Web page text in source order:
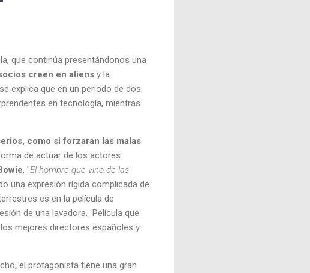
que continúa presentándonos una
creen en aliens y la
explica que en un periodo de dos
en tecnología, mientras
como si forzaran las malas
de actuar de los actores
, "El hombre que vino de las
una expresión rígida complicada de
es en la película de
de una lavadora. Película que
mejores directores españoles y
el protagonista tiene una gran